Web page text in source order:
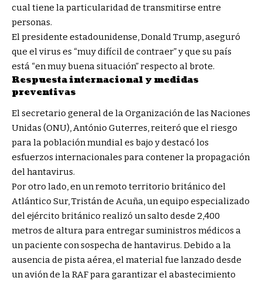
cual tiene la particularidad de transmitirse entre
personas.
El presidente estadounidense, Donald Trump, aseguró
que el virus es “muy difícil de contraer” y que su país
está “en muy buena situación” respecto al brote.
Respuesta internacional y medidas
preventivas
El secretario general de la Organización de las Naciones
Unidas (ONU), António Guterres, reiteró que el riesgo
para la población mundial es bajo y destacó los
esfuerzos internacionales para contener la propagación
del hantavirus.
Por otro lado, en un remoto territorio británico del
Atlántico Sur, Tristán de Acuña, un equipo especializado
del ejército británico realizó un salto desde 2,400
metros de altura para entregar suministros médicos a
un paciente con sospecha de hantavirus. Debido a la
ausencia de pista aérea, el material fue lanzado desde
un avión de la RAF para garantizar el abastecimiento